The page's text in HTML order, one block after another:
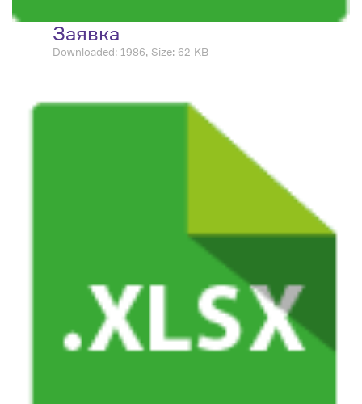
Заявка
Downloaded: 1986, Size: 62 KB